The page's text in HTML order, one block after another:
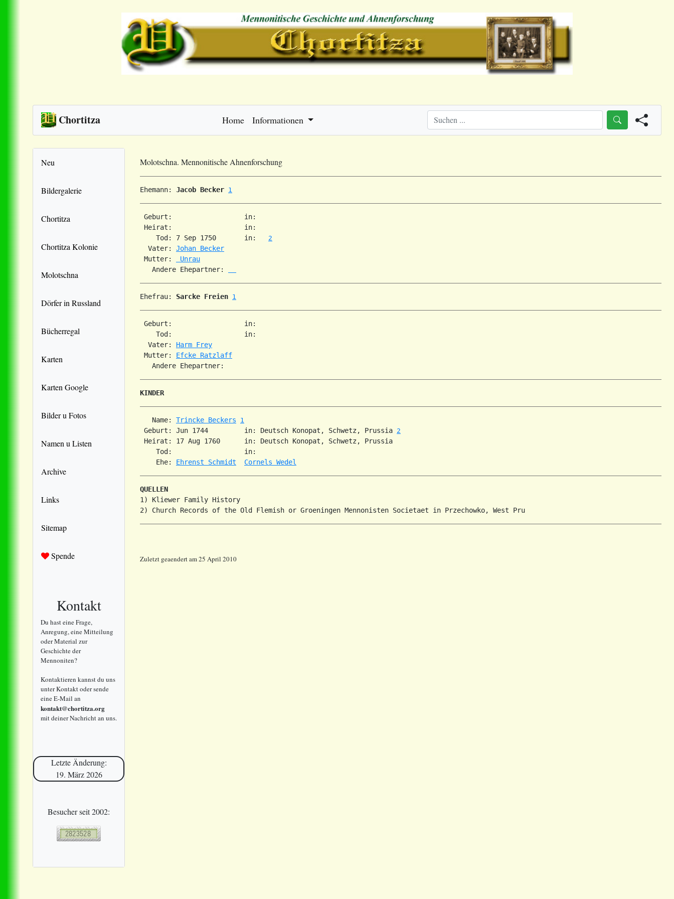
Chortitza Home Informationen
Neu
Bildergalerie
Chortitza
Chortitza Kolonie
Molotschna
Dörfer in Russland
Bücherregal
Karten
Karten Google
Bilder u Fotos
Namen u Listen
Archive
Links
Sitemap
Spende
Kontakt
Du hast eine Frage,
Anregung, eine Mitteilung
oder Material zur
Geschichte der
Mennoniten?
Kontaktieren kannst du uns
unter Kontakt oder sende
eine E-Mail an
kontakt@chortitza.org
mit deiner Nachricht an uns.
Letzte Änderung:
19. März 2026
Besucher seit 2002:
Molotschna. Mennonitische Ahnenforschung
Ehemann: Jacob Becker 1
Geburt:                  in:
Heirat:                  in:
    Tod: 7 Sep 1750       in:
2
  Vater:
Johan Becker
Mutter:
Unrau
   Andere Ehepartner:
Ehefrau: Sarcke Freien 1
Geburt:                  in:
    Tod:                  in:
  Vater:
Harm Frey
Mutter: Efcke Ratzlaff
KINDER
   Name:
Trincke Beckers 1
Geburt: Jun 1744         in: Deutsch Konopat, Schwetz, Prussia 2
Heirat: 17 Aug 1760      in: Deutsch Konopat, Schwetz, Prussia
    Tod:                  in:
    Ehe:
Ehrenst Schmidt Cornels Wedel
QUELLEN
1) Kliewer Family History
Zuletzt geaendert am 25 April 2010